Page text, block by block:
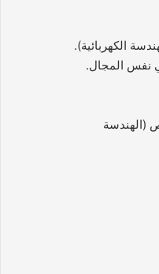
الكهربائية).
(الهندسة